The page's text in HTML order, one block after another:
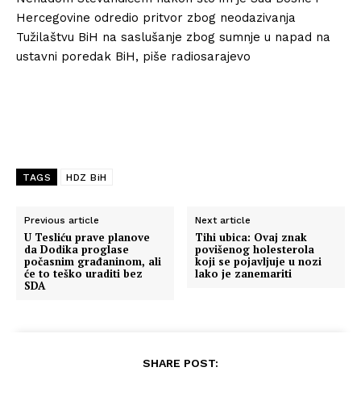
Hercegovine odredio pritvor zbog neodazivanja
Tužilaštvu BiH na saslušanje zbog sumnje u napad na
ustavni poredak BiH, piše radiosarajevo
TAGS HDZ BiH
Previous article
U Tesliću prave planove
da Dodika proglase
počasnim građaninom, ali
će to teško uraditi bez
SDA
Next article
Tihi ubica: Ovaj znak
povišenog holesterola
koji se pojavljuje u nozi
lako je zanemariti
SHARE POST: